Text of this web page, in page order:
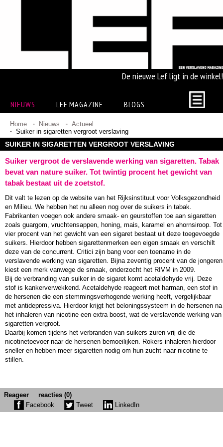
De nieuwe Lef ligt in de winkel!
NIEUWS LEF MAGAZINE BLOGS
Home Nieuws
Actueel
Suiker in sigaretten vergroot verslaving
SUIKER IN SIGARETTEN VERGROOT VERSLAVING
Suiker vergroot de verslavende werking van sigaretten. Tabak
bevat van nature suiker. Tot twintig procent het gewicht van
tabak bestaat uit de zoetstof.
Dit valt te lezen op de website van het Rijksinstituut voor Volksgezondheid
en Milieu. We hebben het nu alleen nog over de suikers in tabak.
Fabrikanten voegen ook andere smaak- en geurstoffen toe aan sigaretten
zoals guargom, vruchtensappen, honing, mais, karamel en ahornsiroop. Tot
vier procent van het gewicht van een sigaret bestaat uit deze toegevoegde
suikers. Hierdoor hebben sigarettenmerken een eigen smaak en verschilt
deze van de concurrent. Critici zijn bang voor een toename in de
verslavende werking van sigaretten. Bijna zeventig procent van de jongeren
kiest een merk vanwege de smaak, onderzocht het RIVM in 2009.
Bij de verbranding van suiker in de sigaret komt acetaldehyde vrij. Deze
stof is kankerverwekkend. Acetaldehyde reageert met harman, een stof in
de hersenen die een stemmingsverhogende werking heeft, vergelijkbaar
met antidepressiva. Hierdoor krijgt het beloningssysteem in de hersenen na
het inhaleren van nicotine een extra boost, wat de verslavende werking van
sigaretten vergroot.
Daarbij komen tijdens het verbranden van suikers zuren vrij die de
nicotinetoevoer naar de hersenen bemoeilijken. Rokers inhaleren hierdoor
sneller en hebben meer sigaretten nodig om hun zucht naar nicotine te
stillen.
Reageer
reacties (0)
Facebook
Tweet LinkedIn